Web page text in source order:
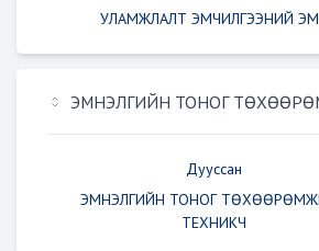
УЛАМЖЛАЛТ ЭМЧИЛГЭЭНИЙ
ЭМНЭЛГИЙН ТОНОГ
Дууссан
ЭМНЭЛГИЙН ТОНОГ
ТЕХНИКЧ